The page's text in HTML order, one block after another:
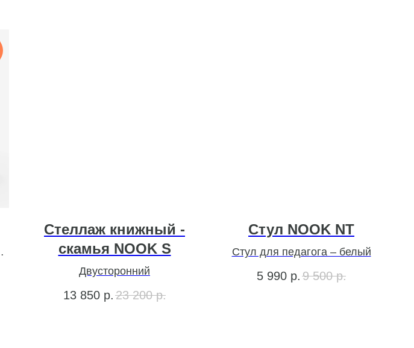
Стеллаж книжный -
скамья NOOK S
Двусторонний
13 850 р. 23 200 р.
Стул NOOK NT
Стул для педагога – белый
5 990 р. 9 500 р.